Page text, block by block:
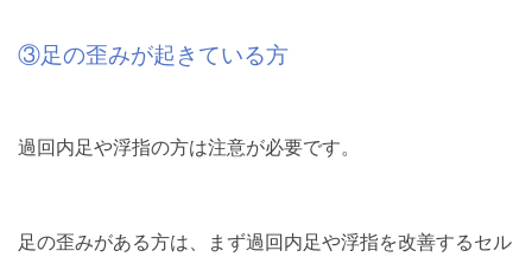
③足の歪みが起きている方
過回内足や浮指の方は注意が必要です。
足の歪みがある方は、まず過回内足や浮指を改善するセル